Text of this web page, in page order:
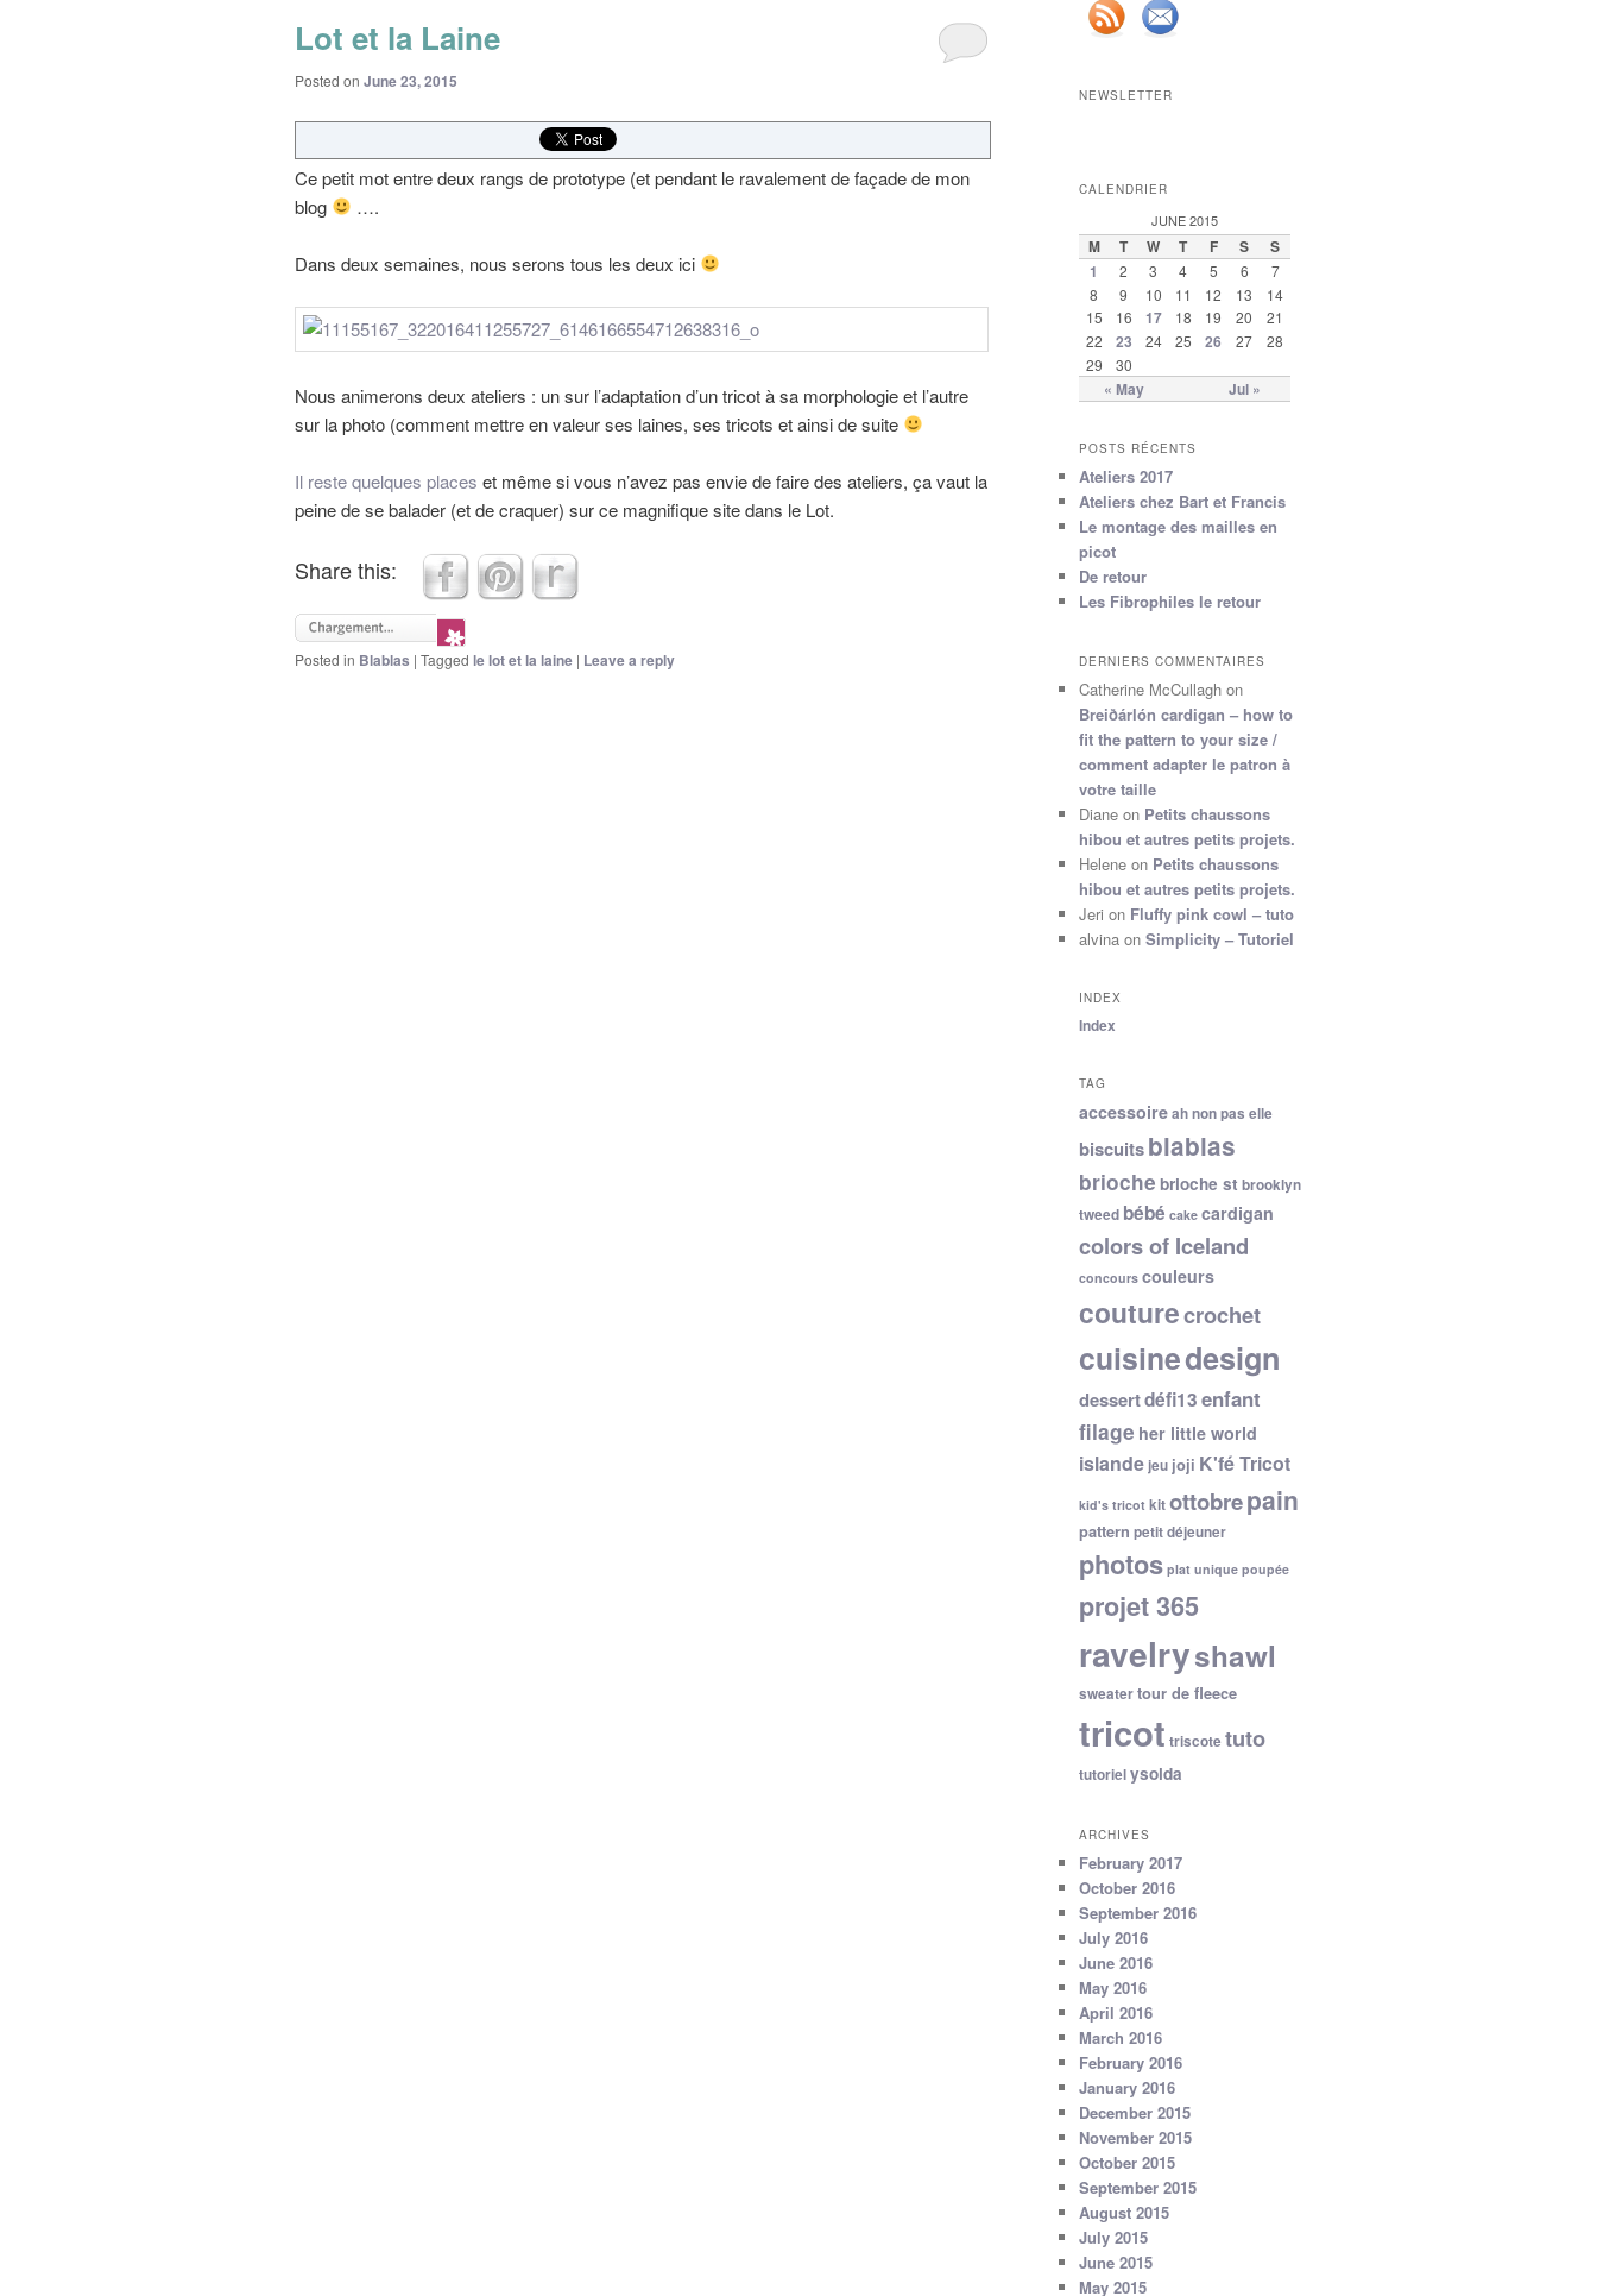
Lot et la Laine
Posted on June 23, 2015
Ce petit mot entre deux rangs de prototype (et pendant le ravalement de façade de mon
blog
….
Dans deux semaines, nous serons tous les deux ici
Nous animerons deux ateliers : un sur l’adaptation d’un tricot à sa morphologie et l’autre
sur la photo (comment mettre en valeur ses laines, ses tricots et ainsi de suite
Il reste quelques places et même si vous n’avez pas envie de faire des ateliers, ça vaut la
peine de se balader (et de craquer) sur ce magnifique site dans le Lot.
Share this:
Posted in Blablas | Tagged le lot et la laine | Leave a reply
NEWSLETTER
CALENDRIER
JUNE 2015
M T W T F S S
« May Jul »
1 2 3 4 5 6
7
8
9 10 11 12 13
14
15
16 17 18 19 20
21
22
23 24 25 26 27
28
29
30
POSTS RÉCENTS
Ateliers 2017
Ateliers chez Bart et Francis
Le montage des mailles en
picot
De retour
Les Fibrophiles le retour
DERNIERS COMMENTAIRES
Catherine McCullagh on
Breiðárlón cardigan – how to
fit the pattern to your size /
comment adapter le patron à
votre taille
Diane on Petits chaussons
hibou et autres petits projets.
Helene on Petits chaussons
hibou et autres petits projets.
Jeri on Fluffy pink cowl – tuto
alvina on Simplicity – Tutoriel
INDEX
Index
TAG
accessoireah non pas elle
biscuitsblablas
brioche brioche st brooklyn
tweed bébé cake cardigan
colors of Iceland
concours couleurs
couturecrochet
cuisinedesign
dessertdéfi13enfant
filage her little world
islande jeu joji K'fé Tricot
kid's tricot kitottobrepain
pattern petit déjeuner
photos plat unique poupée
projet 365
ravelryshawl
sweatertour de fleece
tricot triscote tuto
tutorielysolda
ARCHIVES
February 2017
October 2016
September 2016
July 2016
June 2016
May 2016
April 2016
March 2016
February 2016
January 2016
December 2015
November 2015
October 2015
September 2015
August 2015
July 2015
June 2015
May 2015